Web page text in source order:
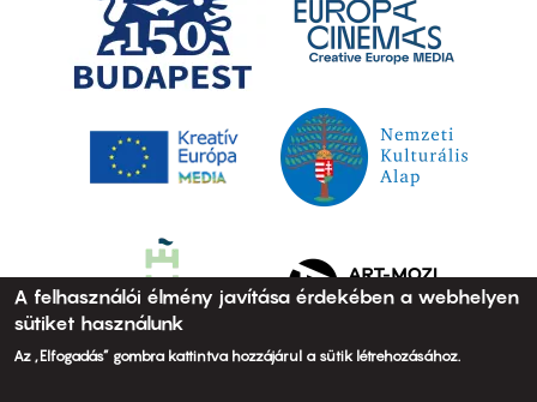
A felhasználói élmény javítása érdekében a webhelyen
sütiket használunk
Az „Elfogadás” gombra kattintva hozzájárul a sütik létrehozásához.